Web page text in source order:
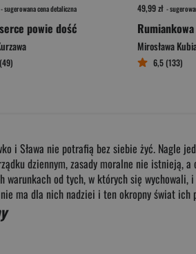
- sugerowana cena detaliczna
powie dość
49,99 zł -
Mirosława
6,5 (133)
i Sława nie potrafią bez siebie żyć. Nagle
dziennym, zasady moralne nie istnieją,
od tych, w których się wychowali,
ma dla nich nadziei i ten okropny świat ich